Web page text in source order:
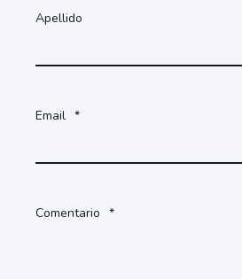
Apellido
Email *
Comentario *